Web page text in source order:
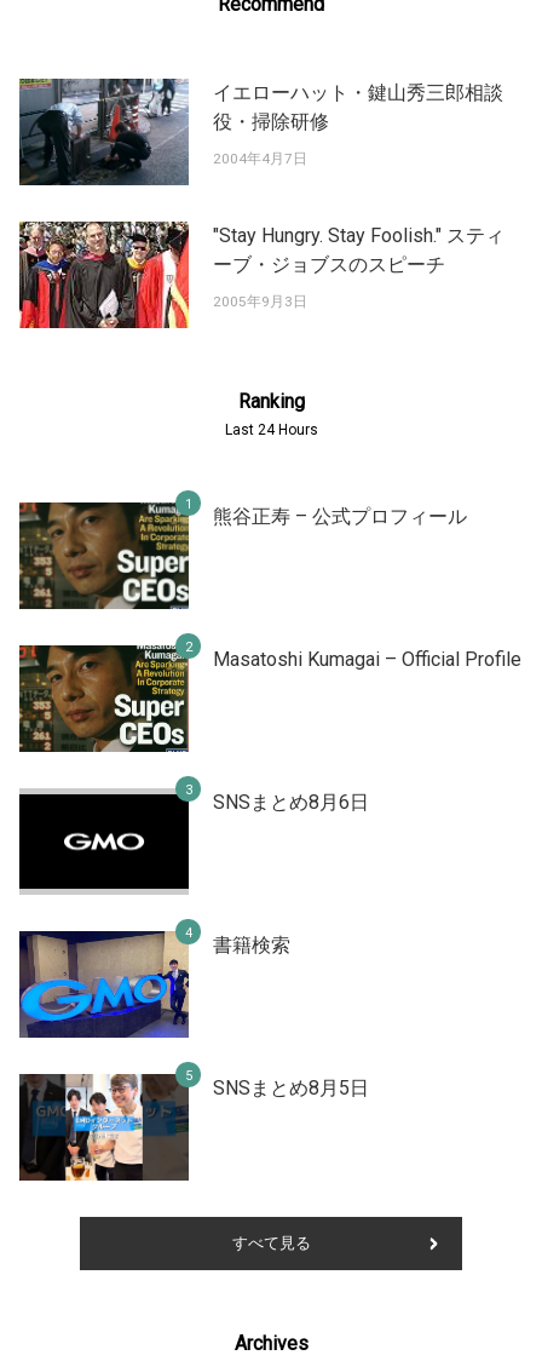
イエローハット・鍵山秀三郎相談
役・掃除研修
2004年4月7日
"Stay Hungry. Stay Foolish." スティ
ーブ・ジョブスのスピーチ
2005年9月3日
Ranking
Last 24 Hours
熊谷正寿 – 公式プロフィール
Masatoshi Kumagai – Official Profile
SNSまとめ8月6日
書籍検索
SNSまとめ8月5日
すべて見る
Archives